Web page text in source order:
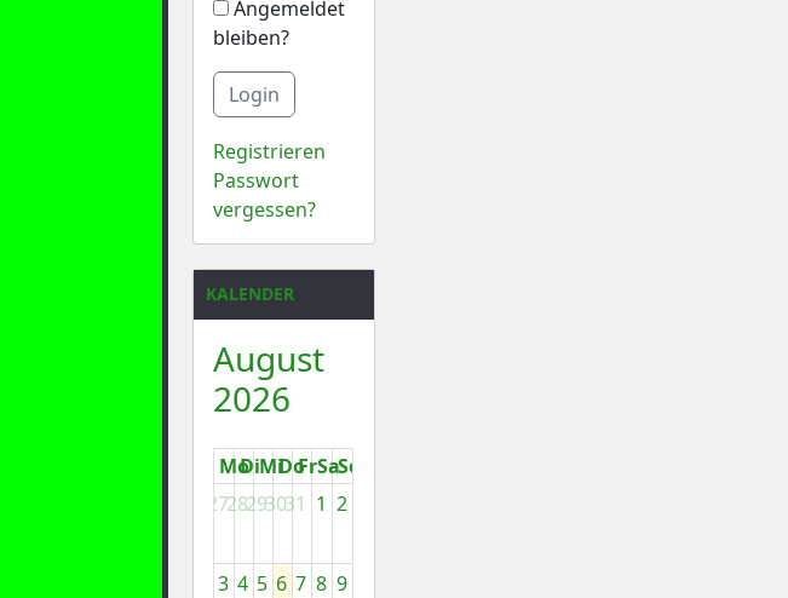
Angemeldet
bleiben?
Login
Registrieren
Passwort
vergessen?
KALENDER
August
2026
MoDiMiDoFrSaSo
2728293031 1 2
3 4 5 6 7 8 9